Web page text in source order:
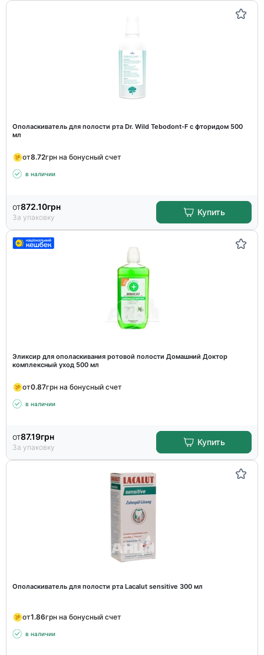
Ополаскиватель для полости рта Dr. Wild Tebodont-F с фторидом 500
мл
от8.72грн на бонусный счет
в наличии
от872.10грн
За упаковку
Купить
Эликсир для ополаскивания ротовой полости Домашний Доктор
комплексный уход 500 мл
от0.87грн на бонусный счет
в наличии
от87.19грн
За упаковку
Купить
Ополаскиватель для полости рта Lacalut sensitive 300 мл
от1.86грн на бонусный счет
в наличии